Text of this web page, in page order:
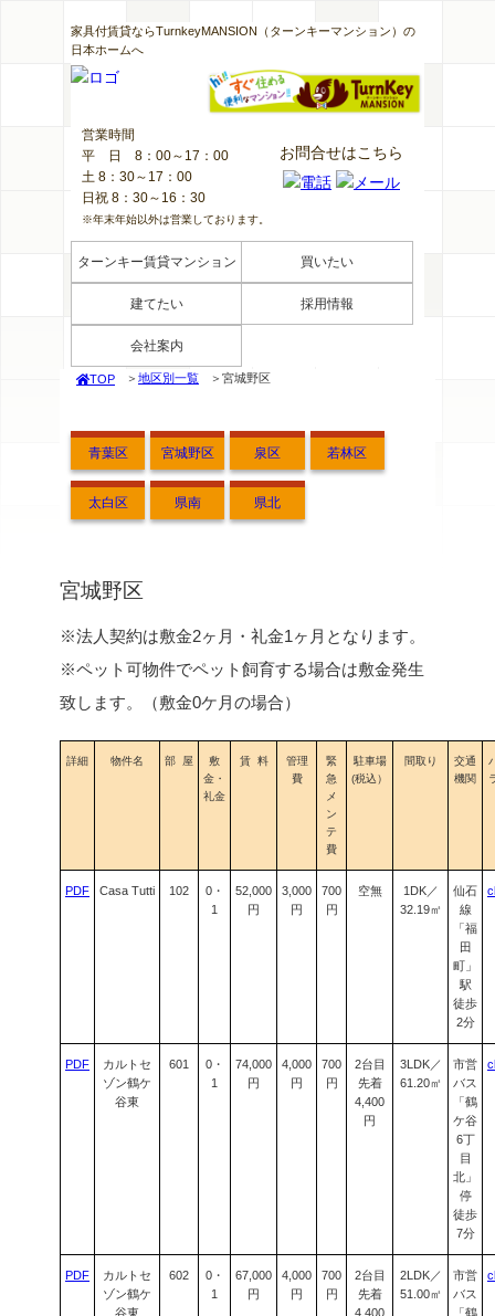
家具付賃貸ならTurnkeyMANSION（ターンキーマンション）の
日本ホームへ
お問合せはこちら
営業時間
平日 8：00～17：00
土 8：30～17：00
日祝 8：30～16：30
※年末年始以外は営業しております。
ターンキー賃貸マンション 買いたい
建てたい 採用情報
会社案内
TOP 地区別一覧 宮城野区
青葉区 宮城野区 泉区 若林区
太白区 県南 県北
宮城野区
※法人契約は敷金2ヶ月・礼金1ヶ月となります。
※ペット可物件でペット飼育する場合は敷金発生
致します。（敷金0ケ月の場合）
詳細 物件名 部 屋
敷
金・
礼金
賃 料
管理
費
緊
急
メ
ン
テ
費
駐車場
(税込）
間取り
交通
機関
PDF Casa Tutti 102
0・
1
52,000
円
3,000
円
700
円
空無
1DK／
32.19㎡
仙石
線
「福
田
町」
駅
徒歩
2分
PDF
カルトセ
ゾン鶴ケ
谷東
601
0・
1
74,000
円
4,000
円
700
円
2台目
先着
4,400
円
3LDK／
61.20㎡
市営
バス
「鶴
ケ谷
6丁
目
北」
停
徒歩
7分
PDF
カルトセ
ゾン鶴ケ
谷東
602
0・
1
67,000
円
4,000
円
700
円
2台目
先着
4,400
2LDK／
51.00㎡
市営
バス
「鶴